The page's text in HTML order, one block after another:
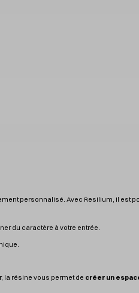
personnalisé. Avec Resilium, il est
du caractère à votre entrée.
la résine vous permet de créer un